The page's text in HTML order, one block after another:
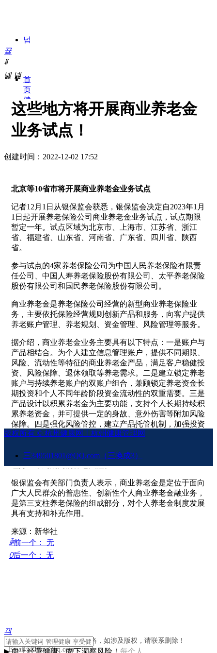
넙
끀
ꁲ
首
页
健
康
识
康
体
康
管
理
医
美
抗
医
疗
旅
产
品
服
团
检
预
约
智
能
健
康
身体无小事 健康是大事
넳 넲
这些地方将开展商业养老金
业务试点！
创建时间： 2022-12-02 17:52
北京等10省市将开展商业养老金业务试点
记者12月1日从银保监会获悉，银保监会决定自2023年1月
1日起开展养老保险公司商业养老金业务试点，试点期限
暂定一年。试点区域为北京市、上海市、江苏省、浙江
省、福建省、山东省、河南省、广东省、四川省、陕西
省。
参与试点的4家养老保险公司为中国人民养老保险有限责
任公司、中国人寿养老保险股份有限公司、太平养老保险
股份有限公司和国民养老保险股份有限公司。
商业养老金是养老保险公司经营的新型商业养老保险业
务，主要依托保险经营规则创新产品和服务，向客户提供
养老账户管理、养老规划、资金管理、风险管理等服务。
据介绍，商业养老金业务主要具有以下特点：一是账户与
产品相结合。为个人建立信息管理账户，提供不同期限、
风险、流动性等特征的商业养老金产品，满足客户稳健投
资、风险保障、退休领取等养老需求。二是建立锁定养老
账户与持续养老账户的双账户组合，兼顾锁定养老资金长
期投资和个人不同年龄阶段资金流动性的双重需要。三是
产品设计以积累养老金为主要功能，支持个人长期持续积
累养老资金，并可提供一定的身故、意外伤害等附加风险
保障。四是强化风险管控，建立产品托管机制，加强投资
监督和估值对账。五是提供定额分期、定期分期、长期
测算、需求分析、资产配置等养老规划服务，协助客户管
理好生命周期内的养老风险。
银保监会有关部门负责人表示，商业养老金是定位于面向
广大人民群众的普惠性、创新性个人商业养老金融业务，
是第三支柱养老保险的组成部分，对个人养老金制度发展
具有支持和补充作用。
来源：新华社
ꄴ前一个：
无
ꄲ后一个： 无
版权声明：部分文章源于网络，如涉及版权，请联系删除！
Email:571jkw@qq.com
끠
▶ 向上经营健康，向下洞察风险！ 每个人，
版权所有 © 杭州健康网丨杭州健康管理网
三349501801@QQ.com（三换成3）